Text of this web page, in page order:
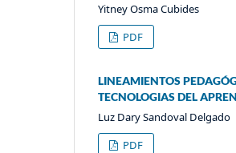
Yitney Osma Cubides
PDF
LINEAMIENTOS
TECNOLOGIAS DEL
Luz Dary Sandoval Delgado
PDF